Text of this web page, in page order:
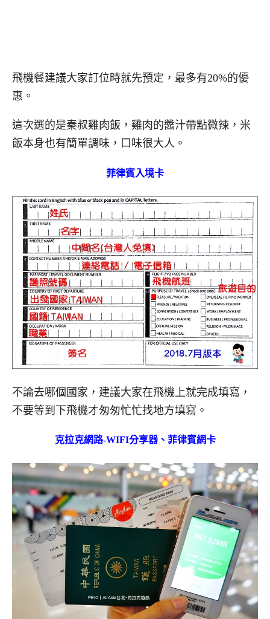
飛機餐建議大家訂位時就先預定，最多有20%的優
惠。
這次選的是秦叔雞肉飯，雞肉的醬汁帶點微辣，米
飯本身也有簡單調味，口味很大人。
菲律賓入境卡
不論去哪個國家，建議大家在飛機上就完成填寫，
不要等到下飛機才匆匆忙忙找地方填寫。
克拉克網路-WIFI分享器、菲律賓網卡